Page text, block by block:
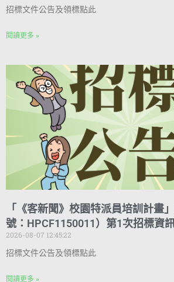
招標文件公告及領標點此
閱讀更多 »
「《客新聞》校園特派員培訓計畫
號：HPCF1150011）第1次招標資
2026-08-07 12:45:22
招標文件公告及領標點此
閱讀更多 »